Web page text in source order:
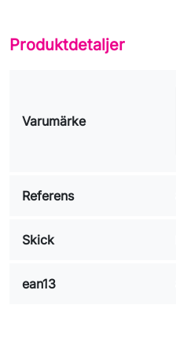
Produktdetaljer
Varumärke
Referens
Skick
ean13